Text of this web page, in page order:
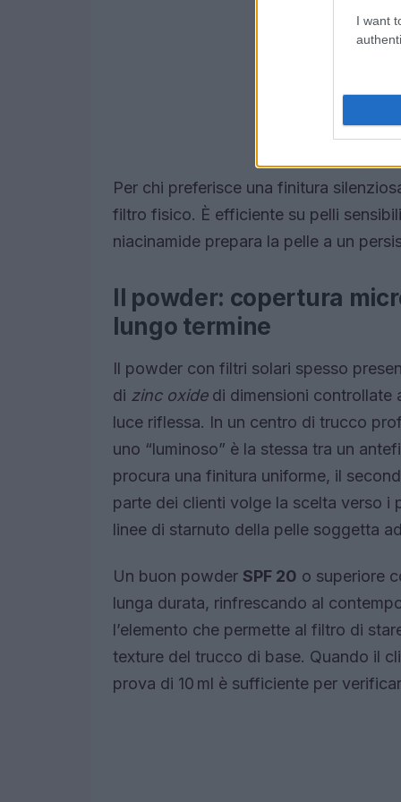
I want
Per chi preferisce una finitura
filtro fisico. È efficiente su pelli
niacinamide prepara la pelle a un
Il powder: copertura
lungo termine
Il powder con filtri solari spesso
di zinc oxidedi dimensioni controllate
luce riflessa. In un centro di trucco
uno “luminoso” è la stessa tra un
procura una finitura uniforme, il
parte dei clienti volge la scelta verso i
linee di starnuto della pelle soggetta
Un buon powder SPF 20 o superiore
lunga durata, rinfrescando al
l’elemento che permette al filtro di
texture del trucco di base. Quando il
prova di 10 ml è sufficiente per